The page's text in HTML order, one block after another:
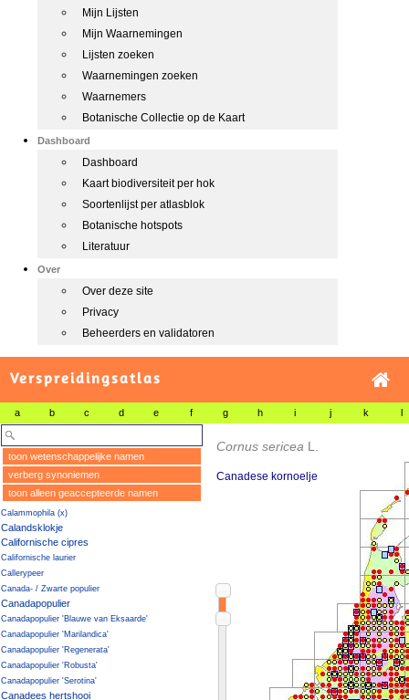
Mijn Lijsten
Mijn Waarnemingen
Lijsten zoeken
Waarnemingen zoeken
Waarnemers
Botanische Collectie op de Kaart
Dashboard
Dashboard
Kaart biodiversiteit per hok
Soortenlijst per atlasblok
Botanische hotspots
Literatuur
Over
Over deze site
Privacy
Beheerders en validatoren
Verspreidingsatlas
a b c d e f g h i j k l
toon wetenschappelijke namen
verberg synoniemen
toon alleen geaccepteerde namen
Calammophila (x)
Calandsklokje
Californische cipres
Californische laurier
Callerypeer
Canada- / Zwarte populier
Canadapopulier
Canadapopulier 'Blauwe van Eksaarde'
Canadapopulier 'Marilandica'
Canadapopulier 'Regenerata'
Canadapopulier 'Robusta'
Canadapopulier 'Serotina'
Canadees hertshooi
Cornus sericea L.
Canadese kornoelje